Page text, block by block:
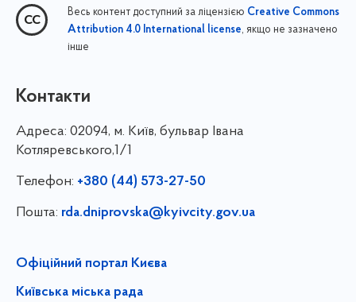
Весь контент доступний за ліцензією Creative Commons
Attribution 4.0 International license, якщо не зазначено
інше
Контакти
Адреса: 02094, м. Київ, бульвар Івана
Котляревського,1/1
Телефон: +380 (44) 573-27-50
Пошта: rda.dniprovska@kyivcity.gov.ua
Офіційний портал Києва
Київська міська рада